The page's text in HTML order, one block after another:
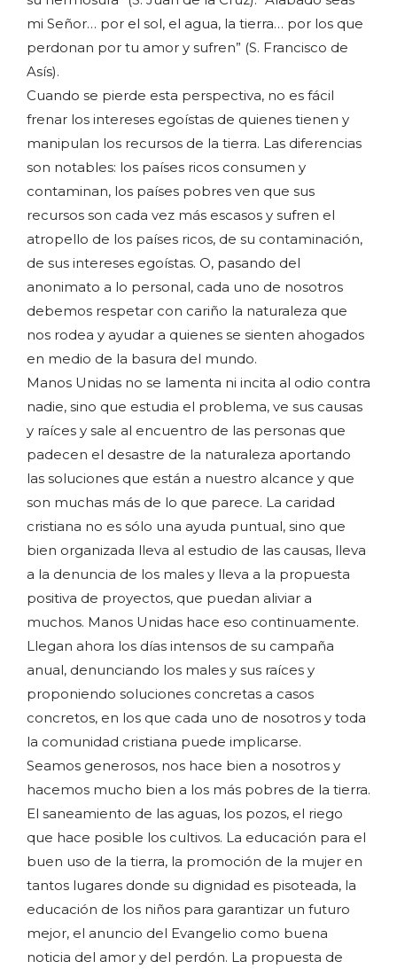
mi Señor… por el sol, el agua, la tierra… por los que
perdonan por tu amor y sufren” (S. Francisco de
Asís).
Cuando se pierde esta perspectiva, no es fácil
frenar los intereses egoístas de quienes tienen y
manipulan los recursos de la tierra. Las diferencias
son notables: los países ricos consumen y
contaminan, los países pobres ven que sus
recursos son cada vez más escasos y sufren el
atropello de los países ricos, de su contaminación,
de sus intereses egoístas. O, pasando del
anonimato a lo personal, cada uno de nosotros
debemos respetar con cariño la naturaleza que
nos rodea y ayudar a quienes se sienten ahogados
en medio de la basura del mundo.
Manos Unidas no se lamenta ni incita al odio contra
nadie, sino que estudia el problema, ve sus causas
y raíces y sale al encuentro de las personas que
padecen el desastre de la naturaleza aportando
las soluciones que están a nuestro alcance y que
son muchas más de lo que parece. La caridad
cristiana no es sólo una ayuda puntual, sino que
bien organizada lleva al estudio de las causas, lleva
a la denuncia de los males y lleva a la propuesta
positiva de proyectos, que puedan aliviar a
muchos. Manos Unidas hace eso continuamente.
Llegan ahora los días intensos de su campaña
anual, denunciando los males y sus raíces y
proponiendo soluciones concretas a casos
concretos, en los que cada uno de nosotros y toda
la comunidad cristiana puede implicarse.
Seamos generosos, nos hace bien a nosotros y
hacemos mucho bien a los más pobres de la tierra.
El saneamiento de las aguas, los pozos, el riego
que hace posible los cultivos. La educación para el
buen uso de la tierra, la promoción de la mujer en
tantos lugares donde su dignidad es pisoteada, la
educación de los niños para garantizar un futuro
mejor, el anuncio del Evangelio como buena
noticia del amor y del perdón. La propuesta de